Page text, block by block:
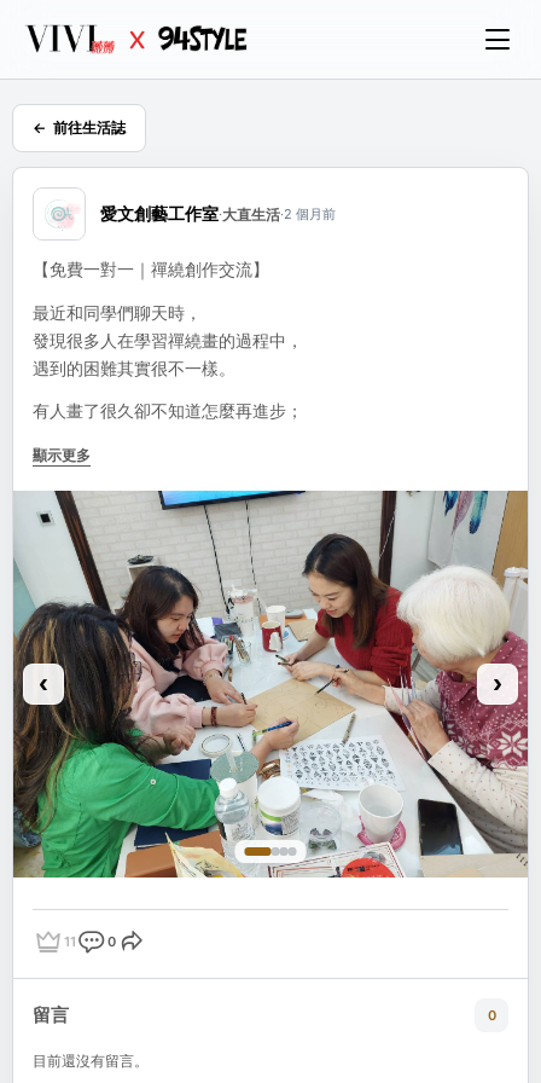
前往生活誌
愛文創藝工作室·大直生活·2 個月前
【免費一對一｜禪繞創作交流】
最近和同學們聊天時，
發現很多人在學習禪繞畫的過程中，
遇到的困難其實很不一樣。
有人畫了很久卻不知道怎麼再進步；
有人學了很多圖樣，
有人看到別人的作品很喜歡，
卻不知道自己該從哪裡開始；
也有人明明持續在畫，
卻越來越沒有自信。
所以最近想開放幾個免費交流名額，
透過一對一聊聊你的學習歷程、創作困擾與期待。
我也希望透過這些交流，
更了解大家在學習與創作過程中的真實想法與需求。
📌 不推銷課程
📌 不需要任何基礎
📌 線上一對一交流
如果想和我聊聊你的畫畫經驗，
我再私訊你 😊
顯示更多
點讚 11 評論 0分享
留言 0
目前還沒有留言。